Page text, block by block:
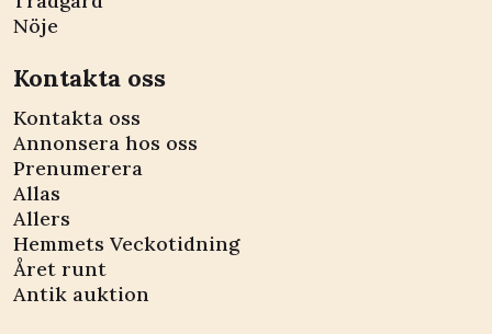
Nöje
Kontakta oss
Kontakta oss
Annonsera hos oss
Prenumerera
Allas
Allers
Hemmets Veckotidning
Året runt
Antik auktion